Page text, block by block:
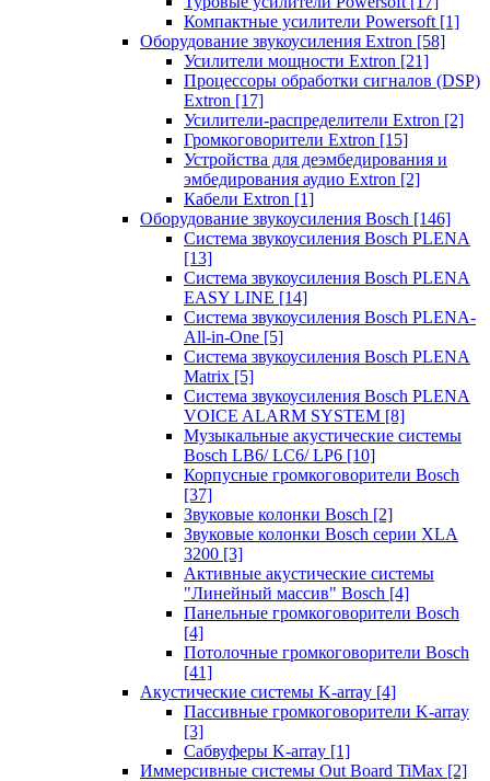
Компактные усилители Powersoft [1]
Оборудование звукоусиления Extron [58]
Усилители мощности Extron [21]
Процессоры обработки сигналов (DSP)
Extron [17]
Усилители-распределители Extron [2]
Громкоговорители Extron [15]
Устройства для деэмбедирования и
эмбедирования аудио Extron [2]
Кабели Extron [1]
Оборудование звукоусиления Bosch [146]
Система звукоусиления Bosch PLENA
[13]
Система звукоусиления Bosch PLENA
EASY LINE [14]
Система звукоусиления Bosch PLENA-
All-in-One [5]
Система звукоусиления Bosch PLENA
Matrix [5]
Система звукоусиления Bosch PLENA
VOICE ALARM SYSTEM [8]
Музыкальные акустические системы
Bosch LB6/ LC6/ LP6 [10]
Корпусные громкоговорители Bosch
[37]
Звуковые колонки Bosch [2]
Звуковые колонки Bosch серии XLA
3200 [3]
Активные акустические системы
"Линейный массив" Bosch [4]
Панельные громкоговорители Bosch
[4]
Потолочные громкоговорители Bosch
[41]
Акустические системы K-array [4]
Пассивные громкоговорители K-array
[3]
Сабвуферы K-array [1]
Иммерсивные системы Out Board TiMax [2]